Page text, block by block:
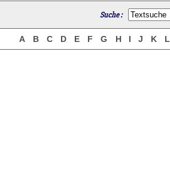
Suche :
A B C D E F G H I J K